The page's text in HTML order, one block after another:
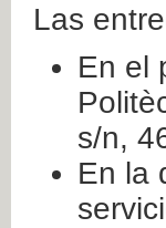
Las
En el
s/n,
En la